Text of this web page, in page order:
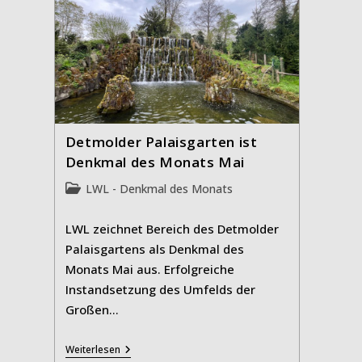
Detmolder Palaisgarten ist
Denkmal des Monats Mai
Beitrags-LWL - Denkmal des Monats
LWL zeichnet Bereich des Detmolder
Palaisgartens als Denkmal des
Monats Mai aus. Erfolgreiche
Instandsetzung des Umfelds der
Großen…
WeiterlesenDetmolder